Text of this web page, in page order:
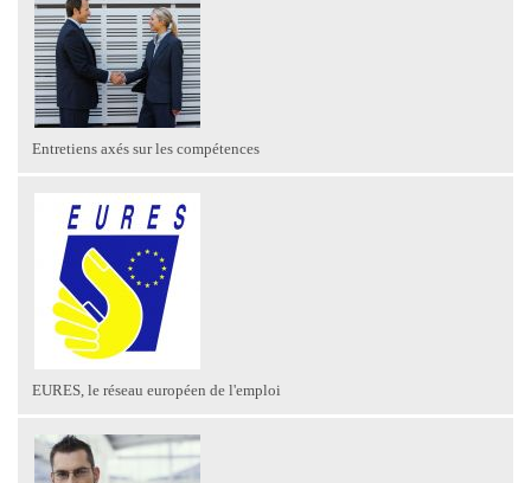
Entretiens axés sur les compétences
EURES, le réseau européen de l'emploi